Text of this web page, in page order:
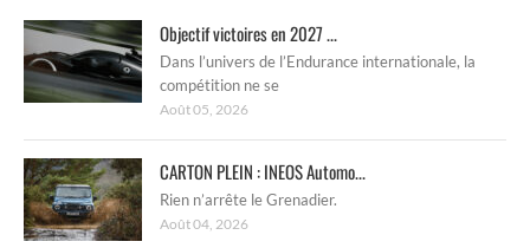
Objectif victoires en 2027 ...
Dans l’univers de l’Endurance internationale, la
compétition ne se
Août 05, 2026
CARTON PLEIN : INEOS Automo...
Rien n’arrête le Grenadier.
Août 04, 2026